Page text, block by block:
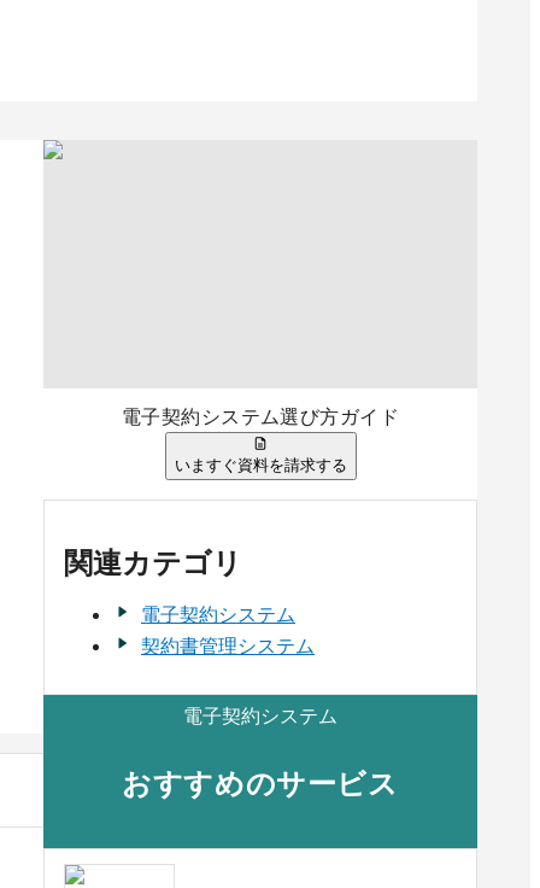
ラウドサイン
件の口コミ
電子印鑑GMOサイン
211
資料請求リストに追加
電子契約システム選び方ガイド
いますぐ資料を請求する
関連カテゴリ
電子契約システム
契約書管理システム
電子契約システム
おすすめのサービス